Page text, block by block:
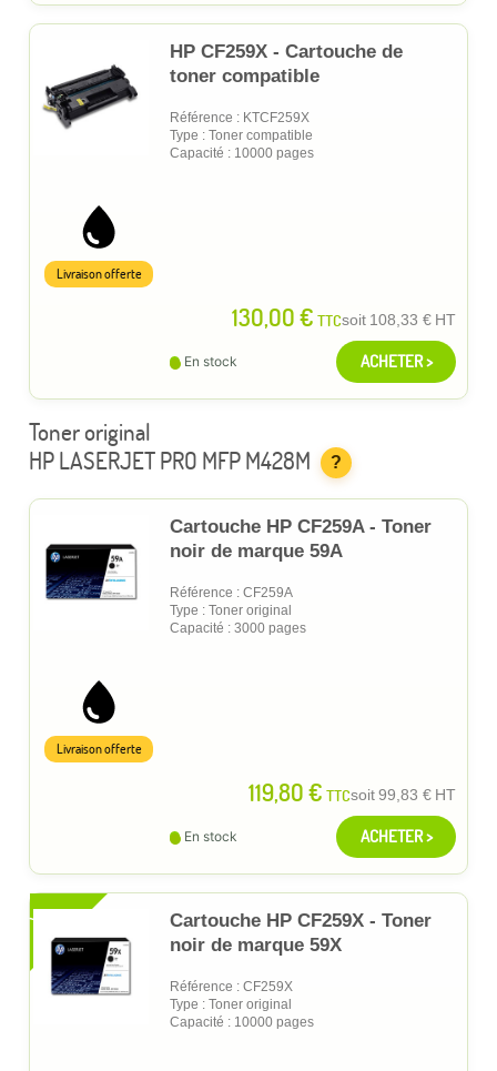
HP CF259X - Cartouche de
toner compatible
Référence : KTCF259X
Type : Toner compatible
Capacité : 10000 pages
130,00 € TTCsoit 108,33 € HT
Livraison offerte
En stock ACHETER >
Toner original
HP LASERJET PRO MFP M428M
?
Cartouche HP CF259A - Toner
noir de marque 59A
Référence : CF259A
Type : Toner original
Capacité : 3000 pages
119,80 € TTCsoit99,83 € HT
Livraison offerte
En stock ACHETER >
XL
Cartouche HP CF259X - Toner
noir de marque 59X
Référence : CF259X
Type : Toner original
Capacité : 10000 pages